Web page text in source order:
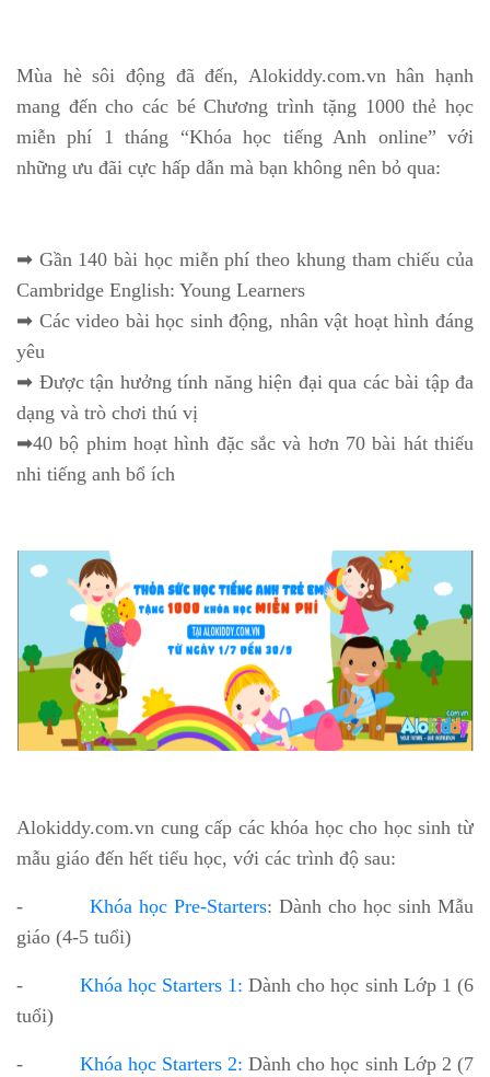
Mùa hè sôi động đã đến, Alokiddy.com.vn hân hạnh
mang đến cho các bé Chương trình tặng 1000 thẻ học
miễn phí 1 tháng “Khóa học tiếng Anh online” với
những ưu đãi cực hấp dẫn mà bạn không nên bỏ qua:
➡ Gần 140 bài học miễn phí theo khung tham chiếu của
Cambridge English: Young Learners
➡ Các video bài học sinh động, nhân vật hoạt hình đáng
yêu
➡ Được tận hưởng tính năng hiện đại qua các bài tập đa
dạng và trò chơi thú vị
➡40 bộ phim hoạt hình đặc sắc và hơn 70 bài hát thiếu
nhi tiếng anh bổ ích
Alokiddy.com.vn cung cấp các khóa học cho học sinh từ
mẫu giáo đến hết tiểu học, với các trình độ sau:
- Khóa học Pre-Starters: Dành cho học sinh Mẫu
giáo (4-5 tuổi)
- Khóa học Starters 1: Dành cho học sinh Lớp 1 (6
tuổi)
- Khóa học Starters 2: Dành cho học sinh Lớp 2 (7